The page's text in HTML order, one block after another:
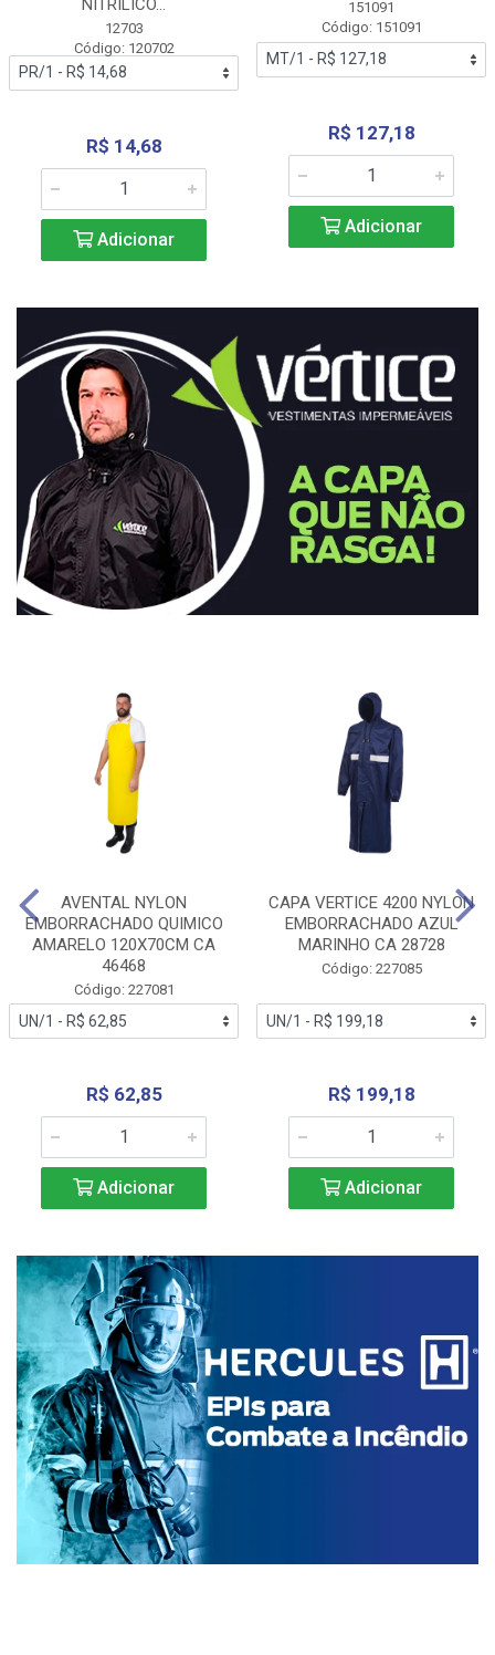
NITRÍLICO...
12703
Código: 120702
R$ 14,68
Adicionar
151091
Código: 151091
R$ 127,18
Adicionar
AVENTAL NYLON
EMBORRACHADO QUIMICO
AMARELO 120X70CM CA
46468
Código: 227081
R$ 62,85
Adicionar
CAPA VERTICE 4200 NYLON
EMBORRACHADO AZUL
MARINHO CA 28728
Código: 227085
R$ 199,18
Adicionar